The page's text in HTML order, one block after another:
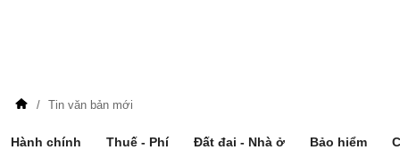
Tin văn bản mới
Hành chính Thuế - Phí Đất đai - Nhà ở Bảo hiểm